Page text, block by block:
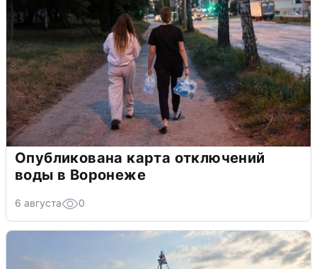
Опубликована карта отключений
воды в Воронеже
6 августа 0